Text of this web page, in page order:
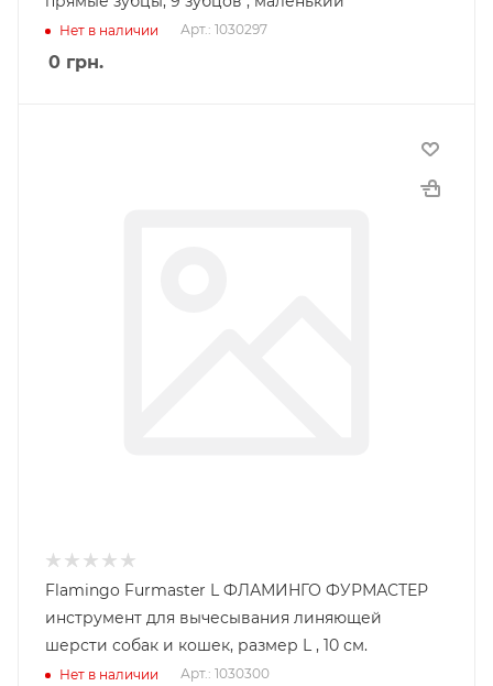
Нет в наличии Арт.: 1030297
0 грн.
Flamingo Furmaster L ФЛАМИНГО ФУРМАСТЕР
инструмент для вычесывания линяющей
шерсти собак и кошек, размер L , 10 см.
Нет в наличии Арт.: 1030300